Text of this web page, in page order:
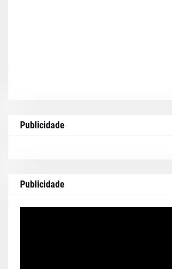
Publicidade
Publicidade